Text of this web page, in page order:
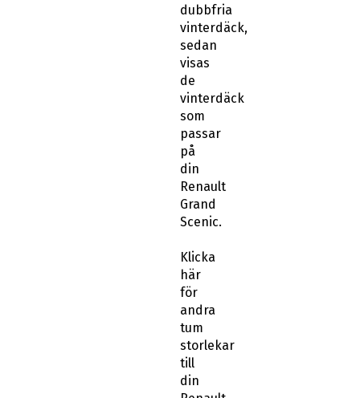
dubbfria
vinterdäck,
sedan
visas
de
vinterdäck
som
passar
på
din
Renault
Grand
Scenic.
Klicka
här
för
andra
tum
storlekar
till
din